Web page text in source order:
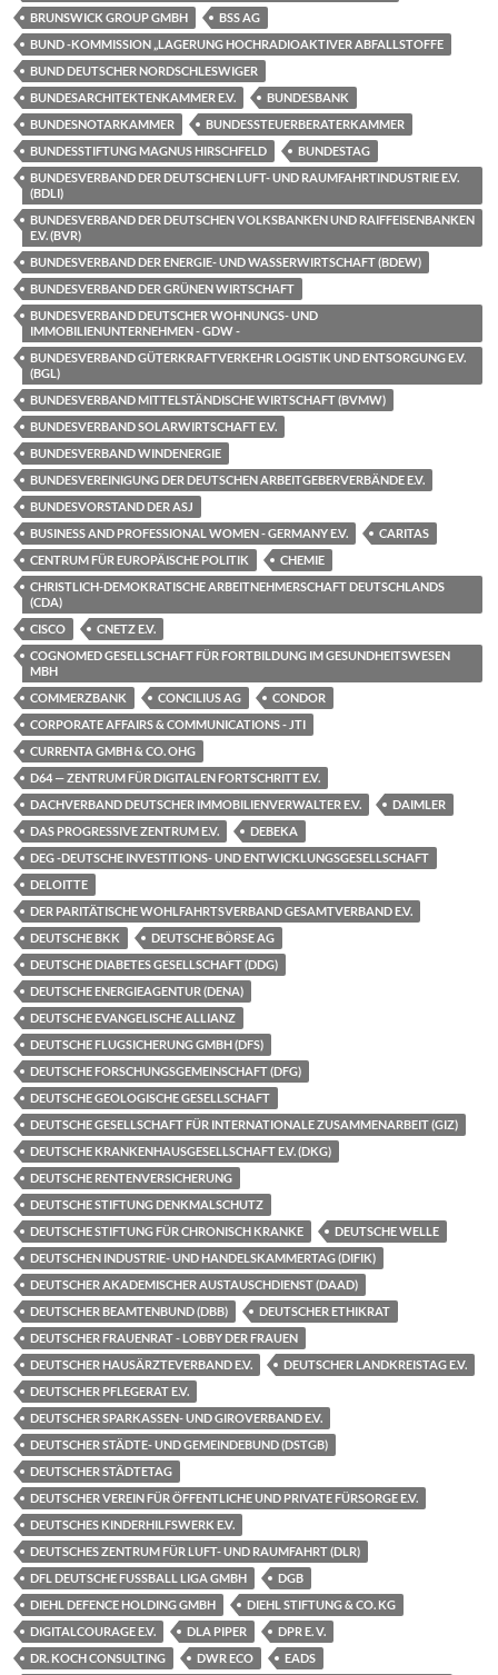
BRUNSWICK GROUP GMBH
BSS AG
BUND -KOMMISSION „LAGERUNG HOCHRADIOAKTIVER ABFALLSTOFFE
BUND DEUTSCHER NORDSCHLESWIGER
BUNDESARCHITEKTENKAMMER E.V.
BUNDESBANK
BUNDESNOTARKAMMER
BUNDESSTEUERBERATERKAMMER
BUNDESSTIFTUNG MAGNUS HIRSCHFELD
BUNDESTAG
BUNDESVERBAND DER DEUTSCHEN LUFT- UND RAUMFAHRTINDUSTRIE E.V.
(BDLI)
BUNDESVERBAND DER DEUTSCHEN VOLKSBANKEN UND RAIFFEISENBANKEN
E.V. (BVR)
BUNDESVERBAND DER ENERGIE- UND WASSERWIRTSCHAFT (BDEW)
BUNDESVERBAND DER GRÜNEN WIRTSCHAFT
BUNDESVERBAND DEUTSCHER WOHNUNGS- UND
IMMOBILIENUNTERNEHMEN - GDW -
BUNDESVERBAND GÜTERKRAFTVERKEHR LOGISTIK UND ENTSORGUNG E.V.
(BGL)
BUNDESVERBAND MITTELSTÄNDISCHE WIRTSCHAFT (BVMW)
BUNDESVERBAND SOLARWIRTSCHAFT E.V.
BUNDESVERBAND WINDENERGIE
BUNDESVEREINIGUNG DER DEUTSCHEN ARBEITGEBERVERBÄNDE E.V.
BUNDESVORSTAND DER ASJ
BUSINESS AND PROFESSIONAL WOMEN - GERMANY E.V.
CARITAS
CENTRUM FÜR EUROPÄISCHE POLITIK
CHEMIE
CHRISTLICH-DEMOKRATISCHE ARBEITNEHMERSCHAFT DEUTSCHLANDS
(CDA)
CISCO
CNETZ E.V.
COGNOMED GESELLSCHAFT FÜR FORTBILDUNG IM GESUNDHEITSWESEN
MBH
COMMERZBANK
CONCILIUS AG
CONDOR
CORPORATE AFFAIRS & COMMUNICATIONS - JTI
CURRENTA GMBH & CO. OHG
D64 — ZENTRUM FÜR DIGITALEN FORTSCHRITT E.V.
DACHVERBAND DEUTSCHER IMMOBILIENVERWALTER E.V.
DAIMLER
DAS PROGRESSIVE ZENTRUM E.V.
DEBEKA
DEG -DEUTSCHE INVESTITIONS- UND ENTWICKLUNGSGESELLSCHAFT
DELOITTE
DER PARITÄTISCHE WOHLFAHRTSVERBAND GESAMTVERBAND E.V.
DEUTSCHE BKK
DEUTSCHE BÖRSE AG
DEUTSCHE DIABETES GESELLSCHAFT (DDG)
DEUTSCHE ENERGIEAGENTUR (DENA)
DEUTSCHE EVANGELISCHE ALLIANZ
DEUTSCHE FLUGSICHERUNG GMBH (DFS)
DEUTSCHE FORSCHUNGSGEMEINSCHAFT (DFG)
DEUTSCHE GEOLOGISCHE GESELLSCHAFT
DEUTSCHE GESELLSCHAFT FÜR INTERNATIONALE ZUSAMMENARBEIT (GIZ)
DEUTSCHE KRANKENHAUSGESELLSCHAFT E.V. (DKG)
DEUTSCHE RENTENVERSICHERUNG
DEUTSCHE STIFTUNG DENKMALSCHUTZ
DEUTSCHE STIFTUNG FÜR CHRONISCH KRANKE
DEUTSCHE WELLE
DEUTSCHEN INDUSTRIE- UND HANDELSKAMMERTAG (DIFIK)
DEUTSCHER AKADEMISCHER AUSTAUSCHDIENST (DAAD)
DEUTSCHER BEAMTENBUND (DBB)
DEUTSCHER ETHIKRAT
DEUTSCHER FRAUENRAT - LOBBY DER FRAUEN
DEUTSCHER HAUSÄRZTEVERBAND E.V.
DEUTSCHER LANDKREISTAG E.V.
DEUTSCHER PFLEGERAT E.V.
DEUTSCHER SPARKASSEN- UND GIROVERBAND E.V.
DEUTSCHER STÄDTE- UND GEMEINDEBUND (DSTGB)
DEUTSCHER STÄDTETAG
DEUTSCHER VEREIN FÜR ÖFFENTLICHE UND PRIVATE FÜRSORGE E.V.
DEUTSCHES KINDERHILFSWERK E.V.
DEUTSCHES ZENTRUM FÜR LUFT- UND RAUMFAHRT (DLR)
DFL DEUTSCHE FUSSBALL LIGA GMBH
DGB
DIEHL DEFENCE HOLDING GMBH
DIEHL STIFTUNG & CO. KG
DIGITALCOURAGE E.V.
DLA PIPER
DPR E. V.
DR. KOCH CONSULTING
DWR ECO
EADS